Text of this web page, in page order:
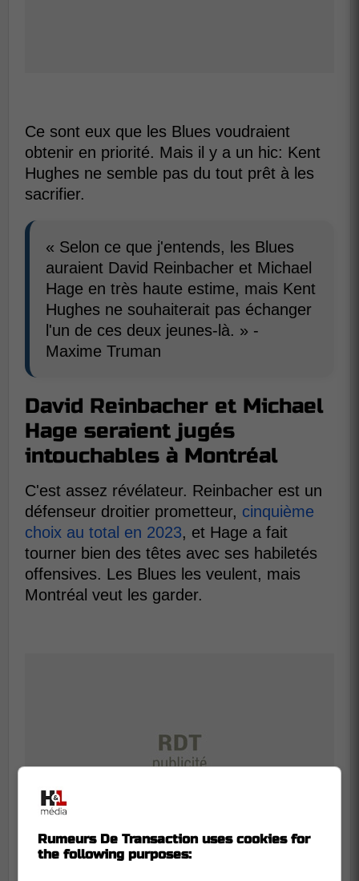
Ce sont eux que les Blues voudraient
obtenir en priorité. Mais il y a un hic: Kent
Hughes ne semble pas du tout prêt à les
sacrifier.
« Selon ce que j'entends, les Blues
auraient David Reinbacher et Michael
Hage en très haute estime, mais Kent
Hughes ne souhaiterait pas échanger
l'un de ces deux jeunes-là. » -
Maxime Truman
David Reinbacher et Michael
Hage seraient jugés
intouchables à Montréal
C'est assez révélateur. Reinbacher est un
défenseur droitier prometteur, cinquième
choix au total en 2023, et Hage a fait
tourner bien des têtes avec ses habiletés
offensives. Les Blues les veulent, mais
Montréal veut les garder.
Rumeurs De Transaction uses cookies for
the following purposes: